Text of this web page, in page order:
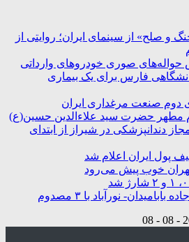
و صلح» از سینمای ایران؛ روایتی از
حواله‌های صوری خودروهای وارداتی
فارس برای یک بیماری
دوم صنعت مرغداری ایران
مطهر حضرت سید علاءالدین حسین(ع)
غیرمجاز دندانپزشکی در شیراز از ابتدای
پول ایران اعلام شد
خوب پیش می‌رود